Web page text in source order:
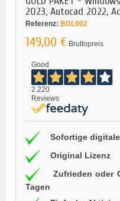
2023, Autocad 2022,
Referenz: BDL002
149,00 € Bruttopreis
Good
2.220
Reviews
Sofortige
Original Lizenz
Zufrieden oder
Tagen